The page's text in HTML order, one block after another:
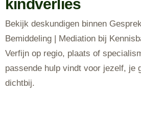
kindverlies
Bekijk deskundigen binnen
Bemiddeling | Mediation bij
Verfijn op regio, plaats of
passende hulp vindt voor jezelf, je
dichtbij.